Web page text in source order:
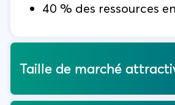
40 % des ressources
Taille de marché